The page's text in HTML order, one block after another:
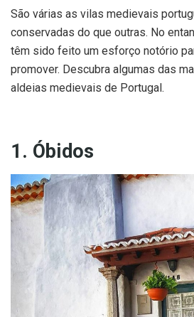
São várias as vilas medievais
conservadas do que outras. No
têm sido feito um esforço notório
promover. Descubra algumas das
aldeias medievais de Portugal.
1. Óbidos